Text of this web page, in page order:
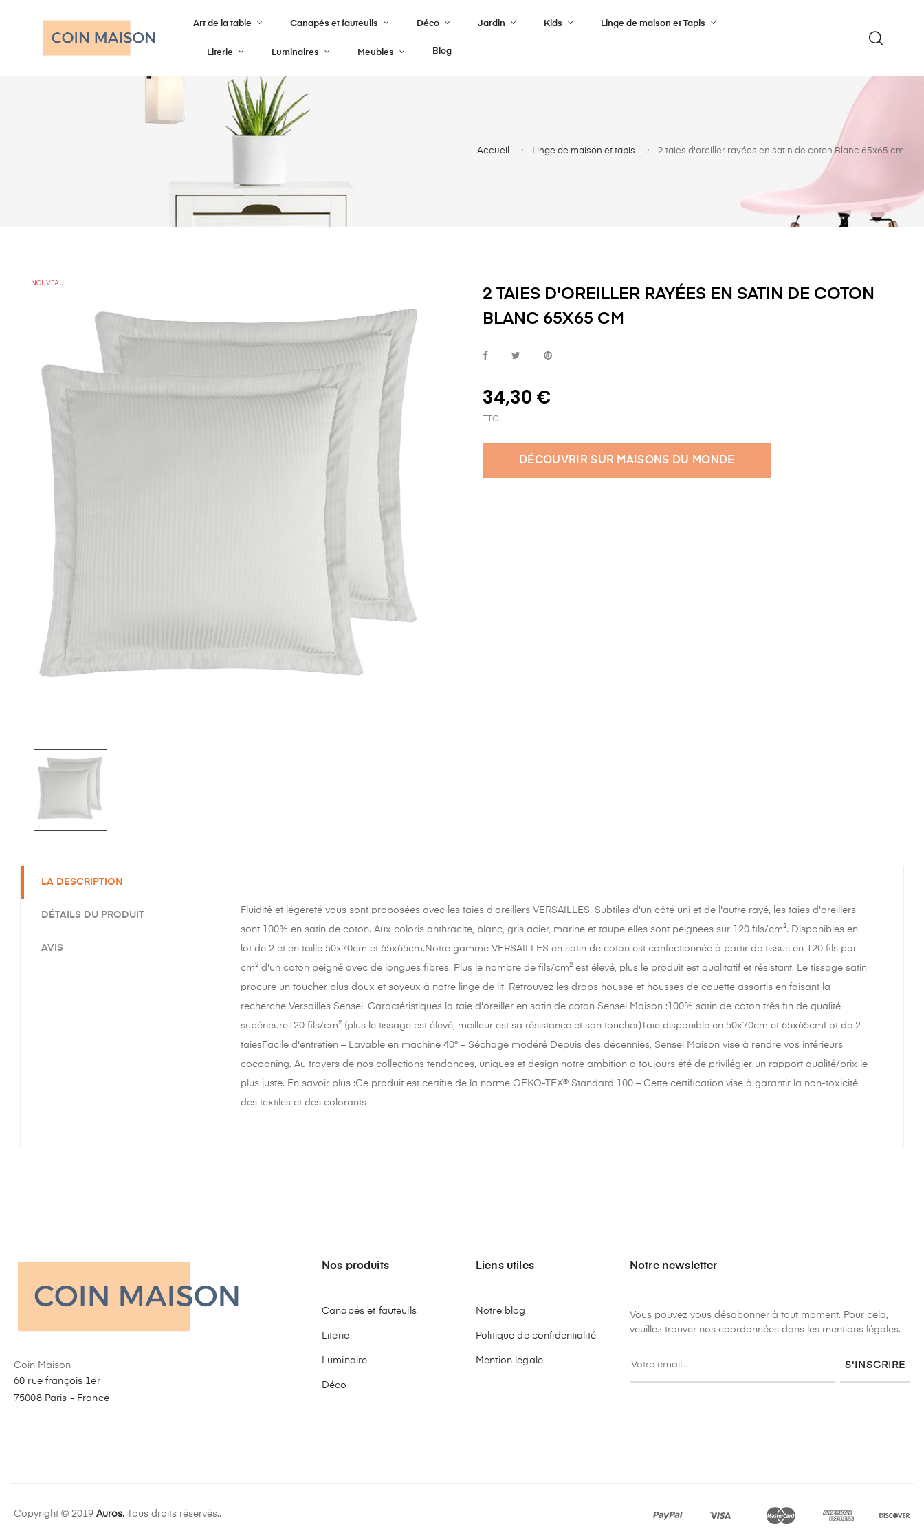
Art de la table Canapés et fauteuils Déco Jardin Kids Linge de maison et Tapis
Literie Luminaires Meubles Blog
Accueil Linge de maison et tapis 2 taies d'oreiller rayées en satin de coton Blanc 65x65 cm
NOUVEAU
2 TAIES D'OREILLER RAYÉES EN SATIN DE COTON
BLANC 65X65 CM
34,30 €
TTC
DÉCOUVRIR SUR MAISONS DU MONDE
LA DESCRIPTION
DÉTAILS DU PRODUIT
AVIS
Fluidité et légèreté vous sont proposées avec les taies d'oreillers VERSAILLES. Subtiles d'un côté uni et de l'autre rayé, les taies d'oreillers
sont 100% en satin de coton. Aux coloris anthracite, blanc, gris acier, marine et taupe elles sont peignées sur 120 fils/cm². Disponibles en
lot de 2 et en taille 50x70cm et 65x65cm.Notre gamme VERSAILLES en satin de coton est confectionnée à partir de tissus en 120 fils par
cm² d'un coton peigné avec de longues fibres. Plus le nombre de fils/cm² est élevé, plus le produit est qualitatif et résistant. Le tissage satin
procure un toucher plus doux et soyeux à notre linge de lit. Retrouvez les draps housse et housses de couette assortis en faisant la
recherche Versailles Sensei. Caractéristiques la taie d'oreiller en satin de coton Sensei Maison :100% satin de coton très fin de qualité
supérieure120 fils/cm² (plus le tissage est élevé, meilleur est sa résistance et son toucher)Taie disponible en 50x70cm et 65x65cmLot de 2
taiesFacile d'entretien – Lavable en machine 40° – Séchage modéré Depuis des décennies, Sensei Maison vise à rendre vos intérieurs
cocooning. Au travers de nos collections tendances, uniques et design notre ambition a toujours été de privilégier un rapport qualité/prix le
plus juste. En savoir plus :Ce produit est certifié de la norme OEKO-TEX® Standard 100 – Cette certification vise à garantir la non-toxicité
des textiles et des colorants
Coin Maison
60 rue françois 1er
75008 Paris - France
Nos produits
Canapés et fauteuils
Literie
Luminaire
Déco
Liens utiles
Notre blog
Politique de confidentialité
Mention légale
Notre newsletter
Vous pouvez vous désabonner à tout moment. Pour cela,
veuillez trouver nos coordonnées dans les mentions légales.
S'INSCRIRE
Copyright © 2019 Auros. Tous droits réservés..